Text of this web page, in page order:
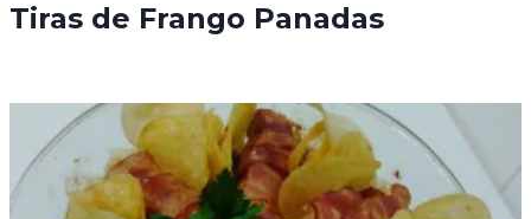
Tiras de Frango Panadas